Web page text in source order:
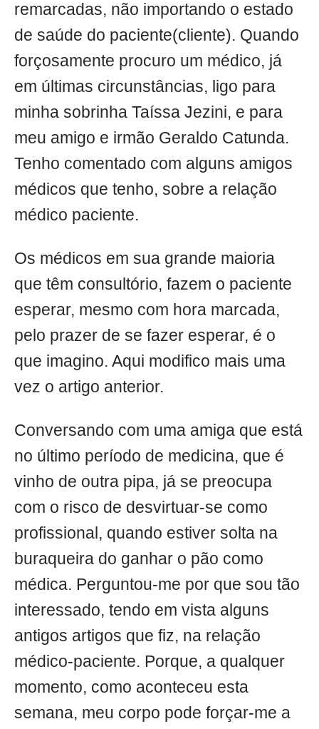
remarcadas, não importando o estado
de saúde do paciente(cliente). Quando
forçosamente procuro um médico, já
em últimas circunstâncias, ligo para
minha sobrinha Taíssa Jezini, e para
meu amigo e irmão Geraldo Catunda.
Tenho comentado com alguns amigos
médicos que tenho, sobre a relação
médico paciente.
Os médicos em sua grande maioria
que têm consultório, fazem o paciente
esperar, mesmo com hora marcada,
pelo prazer de se fazer esperar, é o
que imagino. Aqui modifico mais uma
vez o artigo anterior.
Conversando com uma amiga que está
no último período de medicina, que é
vinho de outra pipa, já se preocupa
com o risco de desvirtuar-se como
profissional, quando estiver solta na
buraqueira do ganhar o pão como
médica. Perguntou-me por que sou tão
interessado, tendo em vista alguns
antigos artigos que fiz, na relação
médico-paciente. Porque, a qualquer
momento, como aconteceu esta
semana, meu corpo pode forçar-me a